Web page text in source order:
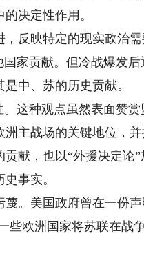
决定性作用。
映特定的现实政治需
家贡献。但冷战爆发后
中、苏的历史贡献。
这种观点虽然表面赞赏
主战场的关键地位，
献，也以“外援决定论
事实。
美国政府曾在一份声
些欧洲国家将苏联在战